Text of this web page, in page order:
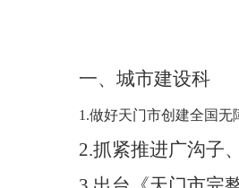
一、城市建设科
1.做好天门市创建全国无
2.抓紧推进广沟子